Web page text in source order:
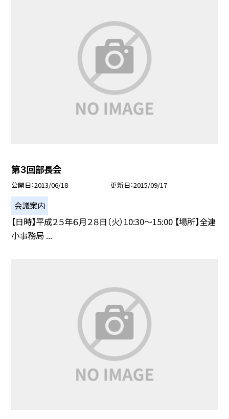
第３回部長会
公開日 2013/06/18 更新日 2015/09/17
会議案内
【日時】平成２５年６月２８日（火）10:30〜15:00 【場所】全連
小事務局 ...